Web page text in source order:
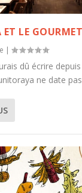
LE
|
dû écrire
ne date